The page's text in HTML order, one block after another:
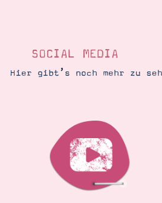
SOCIAL MEDIA
Hier gibt’s noch mehr zu